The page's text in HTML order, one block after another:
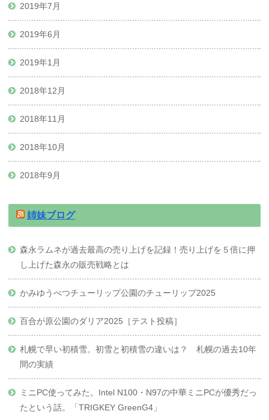
2019年7月
2019年6月
2019年1月
2018年12月
2018年11月
2018年10月
2018年9月
姉妹ブログ
森永ラムネが過去最高の売り上げを記録！売り上げを５倍に押
し上げた森永の販売戦略とは
かみゆうべつチューリップ公園のチューリップ2025
百合が原公園のダリア2025［テスト投稿］
札幌で早い初積雪。初雪と初積雪の違いは？ 札幌の過去10年
間の実績
ミニPC使ってみた。Intel N100・N97の中華ミニPCが優秀だっ
たという話。「TRIGKEY GreenG4」